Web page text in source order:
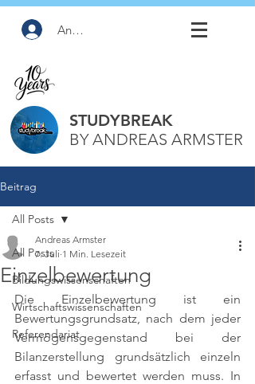
Anmelden
STUDYBREAK
BY ANDREAS ARMSTER
Beitrag
All Posts
Bildungswissenschaften
Wirtschaftswissenschaften
Referendariat
All Posts
Einzelbewertung
Andreas Armster
7. Juli 1 Min. Lesezeit
Die Einzelbewertung ist ein
Bewertungsgrundsatz, nach dem jeder
Vermögensgegenstand bei der
Bilanzerstellung grundsätzlich einzeln
erfasst und bewertet werden muss. In